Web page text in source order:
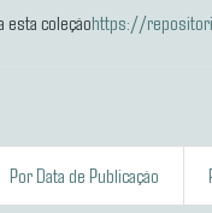
esta coleçãohttps://
Por Data de Publicação